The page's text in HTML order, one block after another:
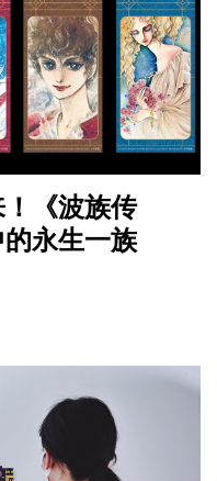
《波族传
永生一族